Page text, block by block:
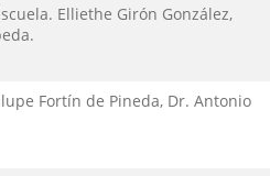
Elliethe Girón González,
Fortín de Pineda, Dr. Antonio